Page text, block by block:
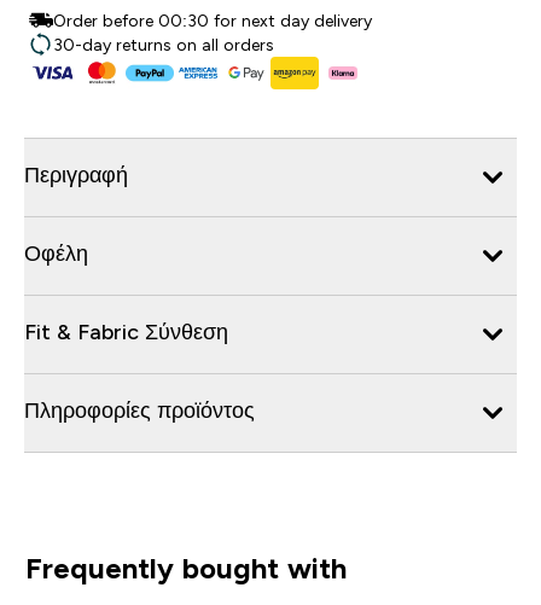
Order before 00:30 for next day delivery
30-day returns on all orders
Περιγραφή
Οφέλη
Fit & Fabric Σύνθεση
Πληροφορίες προϊόντος
Frequently bought with